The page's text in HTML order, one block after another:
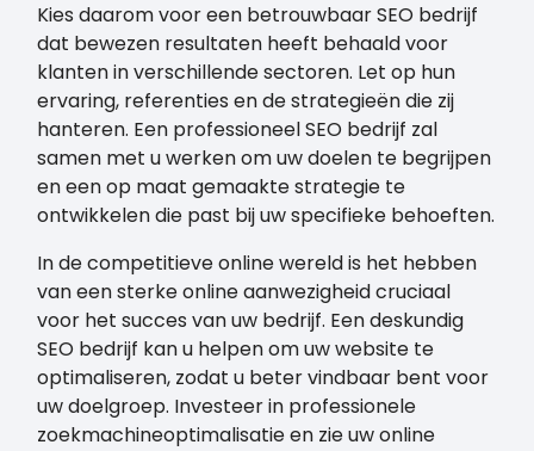
Kies daarom voor een betrouwbaar SEO bedrijf
dat bewezen resultaten heeft behaald voor
klanten in verschillende sectoren. Let op hun
ervaring, referenties en de strategieën die zij
hanteren. Een professioneel SEO bedrijf zal
samen met u werken om uw doelen te begrijpen
en een op maat gemaakte strategie te
ontwikkelen die past bij uw specifieke behoeften.
In de competitieve online wereld is het hebben
van een sterke online aanwezigheid cruciaal
voor het succes van uw bedrijf. Een deskundig
SEO bedrijf kan u helpen om uw website te
optimaliseren, zodat u beter vindbaar bent voor
uw doelgroep. Investeer in professionele
zoekmachineoptimalisatie en zie uw online